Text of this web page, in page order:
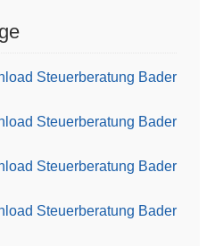
Steuerberatung Bader
Steuerberatung Bader
Steuerberatung Bader
Steuerberatung Bader